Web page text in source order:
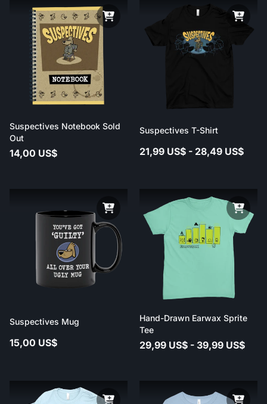
Suspectives Notebook Sold
Out
14,00 US$
Suspectives T-Shirt
21,99 US$ - 28,49 US$
Suspectives Mug
15,00 US$
Hand-Drawn Earwax Sprite
Tee
29,99 US$ - 39,99 US$